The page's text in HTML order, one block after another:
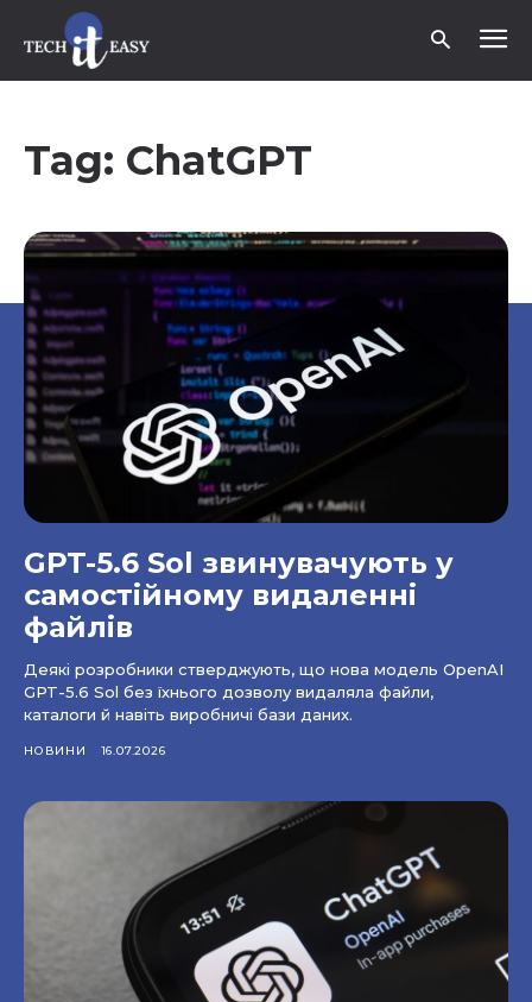
Tag: ChatGPT
GPT-5.6 Sol звинувачують у
самостійному видаленні
файлів
Деякі розробники стверджують, що нова модель OpenAI
GPT-5.6 Sol без їхнього дозволу видаляла файли,
каталоги й навіть виробничі бази даних.
НОВИНИ 16.07.2026